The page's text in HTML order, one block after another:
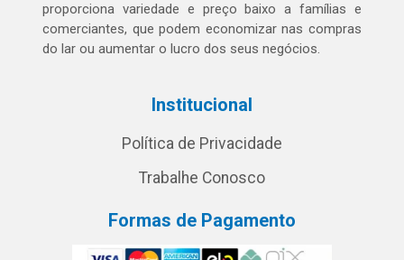
proporciona variedade e preço baixo a famílias e
comerciantes, que podem economizar nas compras
do lar ou aumentar o lucro dos seus negócios.
Institucional
Política de Privacidade
Trabalhe Conosco
Formas de Pagamento